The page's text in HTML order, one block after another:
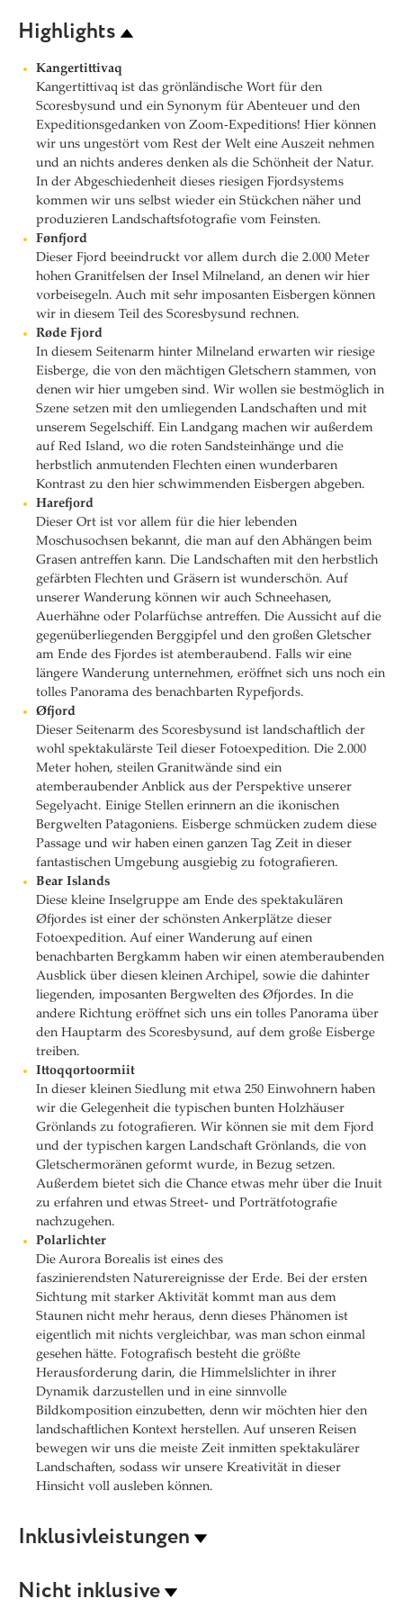
Highlights
Kangertittivaq
Kangertittivaq ist das grönländische Wort für den
Scoresbysund und ein Synonym für Abenteuer und den
Expeditionsgedanken von Zoom-Expeditions! Hier können
wir uns ungestört vom Rest der Welt eine Auszeit nehmen
und an nichts anderes denken als die Schönheit der Natur.
In der Abgeschiedenheit dieses riesigen Fjordsystems
kommen wir uns selbst wieder ein Stückchen näher und
produzieren Landschaftsfotografie vom Feinsten.
Fønfjord
Dieser Fjord beeindruckt vor allem durch die 2.000 Meter
hohen Granitfelsen der Insel Milneland, an denen wir hier
vorbeisegeln. Auch mit sehr imposanten Eisbergen können
wir in diesem Teil des Scoresbysund rechnen.
Røde Fjord
In diesem Seitenarm hinter Milneland erwarten wir riesige
Eisberge, die von den mächtigen Gletschern stammen, von
denen wir hier umgeben sind. Wir wollen sie bestmöglich in
Szene setzen mit den umliegenden Landschaften und mit
unserem Segelschiff. Ein Landgang machen wir außerdem
auf Red Island, wo die roten Sandsteinhänge und die
herbstlich anmutenden Flechten einen wunderbaren
Kontrast zu den hier schwimmenden Eisbergen abgeben.
Harefjord
Dieser Ort ist vor allem für die hier lebenden
Moschusochsen bekannt, die man auf den Abhängen beim
Grasen antreffen kann. Die Landschaften mit den herbstlich
gefärbten Flechten und Gräsern ist wunderschön. Auf
unserer Wanderung können wir auch Schneehasen,
Auerhähne oder Polarfüchse antreffen. Die Aussicht auf die
gegenüberliegenden Berggipfel und den großen Gletscher
am Ende des Fjordes ist atemberaubend. Falls wir eine
längere Wanderung unternehmen, eröffnet sich uns noch ein
tolles Panorama des benachbarten Rypefjords.
Øfjord
Dieser Seitenarm des Scoresbysund ist landschaftlich der
wohl spektakulärste Teil dieser Fotoexpedition. Die 2.000
Meter hohen, steilen Granitwände sind ein
atemberaubender Anblick aus der Perspektive unserer
Segelyacht. Einige Stellen erinnern an die ikonischen
Bergwelten Patagoniens. Eisberge schmücken zudem diese
Passage und wir haben einen ganzen Tag Zeit in dieser
fantastischen Umgebung ausgiebig zu fotografieren.
Bear Islands
Diese kleine Inselgruppe am Ende des spektakulären
Øfjordes ist einer der schönsten Ankerplätze dieser
Fotoexpedition. Auf einer Wanderung auf einen
benachbarten Bergkamm haben wir einen atemberaubenden
Ausblick über diesen kleinen Archipel, sowie die dahinter
liegenden, imposanten Bergwelten des Øfjordes. In die
andere Richtung eröffnet sich uns ein tolles Panorama über
den Hauptarm des Scoresbysund, auf dem große Eisberge
treiben.
Ittoqqortoormiit
In dieser kleinen Siedlung mit etwa 250 Einwohnern haben
wir die Gelegenheit die typischen bunten Holzhäuser
Grönlands zu fotografieren. Wir können sie mit dem Fjord
und der typischen kargen Landschaft Grönlands, die von
Gletschermoränen geformt wurde, in Bezug setzen.
Außerdem bietet sich die Chance etwas mehr über die Inuit
zu erfahren und etwas Street- und Porträtfotografie
nachzugehen.
Polarlichter
Die Aurora Borealis ist eines des
faszinierendsten Naturereignisse der Erde. Bei der ersten
Sichtung mit starker Aktivität kommt man aus dem
Staunen nicht mehr heraus, denn dieses Phänomen ist
eigentlich mit nichts vergleichbar, was man schon einmal
gesehen hätte. Fotografisch besteht die größte
Herausforderung darin, die Himmelslichter in ihrer
Dynamik darzustellen und in eine sinnvolle
Bildkomposition einzubetten, denn wir möchten hier den
landschaftlichen Kontext herstellen. Auf unseren Reisen
bewegen wir uns die meiste Zeit inmitten spektakulärer
Landschaften, sodass wir unsere Kreativität in dieser
Hinsicht voll ausleben können.
Inklusivleistungen
Nicht inklusive